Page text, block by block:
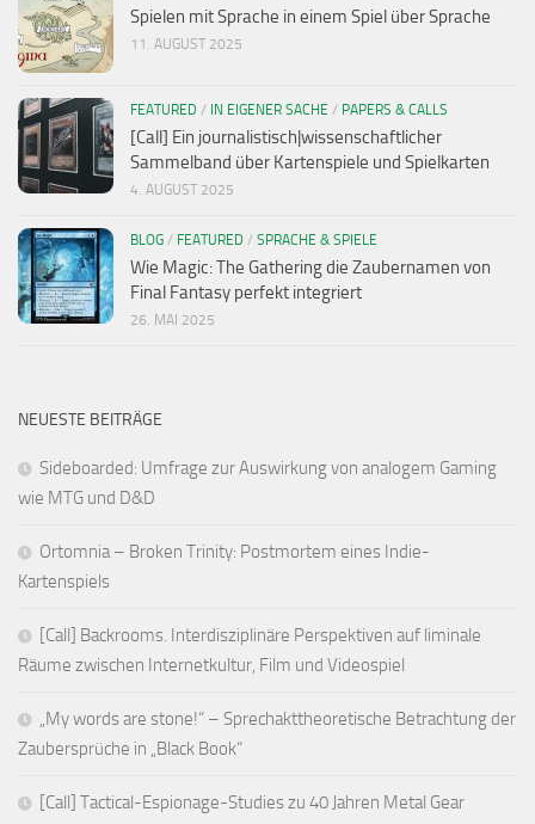
Spielen mit Sprache in einem Spiel über Sprache
11. AUGUST 2025
FEATURED / IN EIGENER SACHE / PAPERS & CALLS
[Call] Ein journalistisch|wissenschaftlicher
Sammelband über Kartenspiele und Spielkarten
4. AUGUST 2025
BLOG / FEATURED / SPRACHE & SPIELE
Wie Magic: The Gathering die Zaubernamen von
Final Fantasy perfekt integriert
26. MAI 2025
NEUESTE BEITRÄGE
Sideboarded: Umfrage zur Auswirkung von analogem Gaming
wie MTG und D&D
Ortomnia – Broken Trinity: Postmortem eines Indie-
Kartenspiels
[Call] Backrooms. Interdisziplinäre Perspektiven auf liminale
Räume zwischen Internetkultur, Film und Videospiel
„My words are stone!“ – Sprechakttheoretische Betrachtung der
Zaubersprüche in „Black Book“
[Call] Tactical-Espionage-Studies zu 40 Jahren Metal Gear